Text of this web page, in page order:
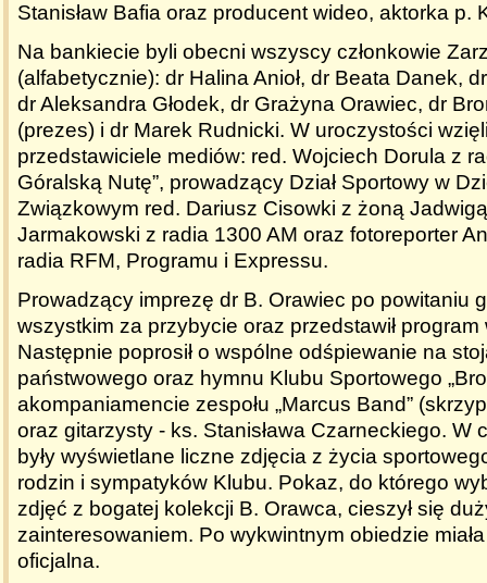
Stanisław Bafia oraz producent wideo, aktorka p.
Na bankiecie byli obecni wszyscy członkowie
(alfabetycznie): dr Halina Anioł, dr Beata Danek,
dr Aleksandra Głodek, dr Grażyna Orawiec, dr
(prezes) i dr Marek Rudnicki. W uroczystości
przedstawiciele mediów: red. Wojciech Dorula z
Góralską Nutę”, prowadzący Dział Sportowy w
Związkowym red. Dariusz Cisowki z żoną
Jarmakowski z radia 1300 AM oraz fotoreporter
radia RFM, Programu i Expressu.
Prowadzący imprezę dr B. Orawiec po powitaniu
wszystkim za przybycie oraz przedstawił program
Następnie poprosił o wspólne odśpiewanie na
państwowego oraz hymnu Klubu Sportowego
akompaniamencie zespołu „Marcus Band”
oraz gitarzysty - ks. Stanisława Czarneckiego. W
były wyświetlane liczne zdjęcia z życia
rodzin i sympatyków Klubu. Pokaz, do którego
zdjęć z bogatej kolekcji B. Orawca, cieszył się
zainteresowaniem. Po wykwintnym obiedzie
oficjalna.